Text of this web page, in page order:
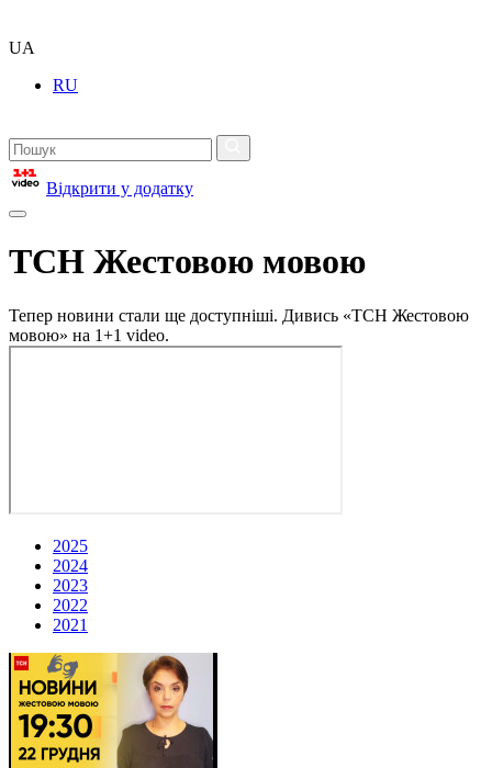
UA
RU
Відкрити у додатку
ТСН Жестовою мовою
Тепер новини стали ще доступніші. Дивись «ТСН Жестовою
мовою» на 1+1 video.
2025
2024
2023
2022
2021